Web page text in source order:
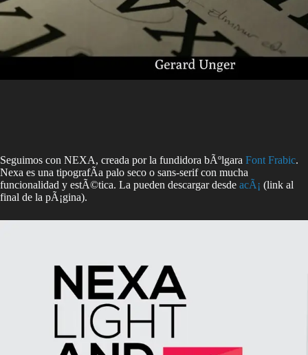
Seguimos con NEXA, creada por la fundidora bÃºlgara Font Frabic.
Nexa es una tipografÃ­a palo seco o sans-serif con mucha
funcionalidad y estÃ©tica. La pueden descargar desde acÃ¡ (link al
final de la pÃ¡gina).